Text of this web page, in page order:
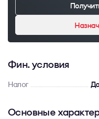
Фин. условия
Налог
Основные